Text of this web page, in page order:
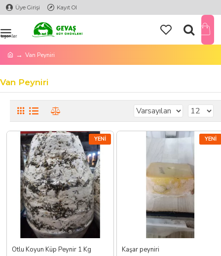
Üye Girişi Kayıt Ol
Van Peyniri
Van Peyniri
YENI
Otlu Koyun Küp Peynir 1 Kg
YENI
Kaşar peyniri